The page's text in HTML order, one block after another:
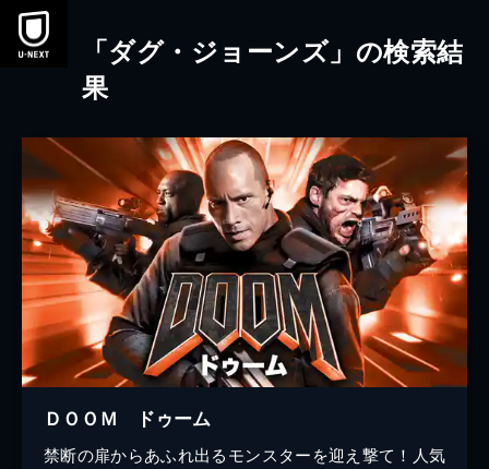
本文へスキップ
「ダグ・ジョーンズ」の検索結
果
ＤＯＯＭ ドゥーム
禁断の扉からあふれ出るモンスターを迎え撃て！人気